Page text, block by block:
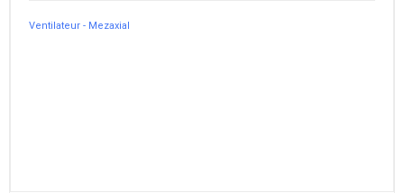
Ventilateur - Mezaxial